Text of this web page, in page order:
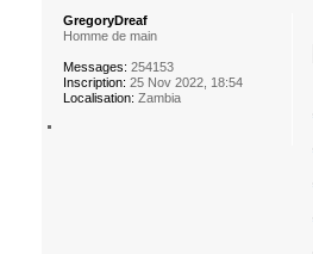
GregoryDreaf
Homme de main
Messages: 254153
Inscription: 25 Nov 2022, 18:54
Localisation: Zambia